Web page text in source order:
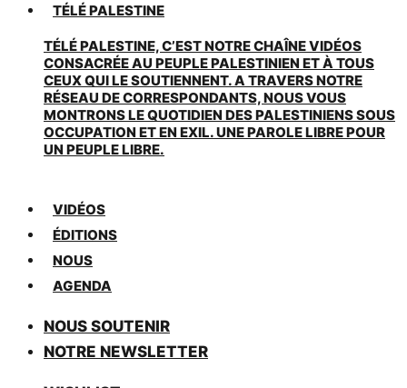
TÉLÉ PALESTINE
TÉLÉ PALESTINE, C’EST NOTRE CHAÎNE VIDÉOS
CONSACRÉE AU PEUPLE PALESTINIEN ET À TOUS
CEUX QUI LE SOUTIENNENT. A TRAVERS NOTRE
RÉSEAU DE CORRESPONDANTS, NOUS VOUS
MONTRONS LE QUOTIDIEN DES PALESTINIENS SOUS
OCCUPATION ET EN EXIL. UNE PAROLE LIBRE POUR
UN PEUPLE LIBRE.
VIDÉOS
ÉDITIONS
NOUS
AGENDA
NOUS SOUTENIR
NOTRE NEWSLETTER